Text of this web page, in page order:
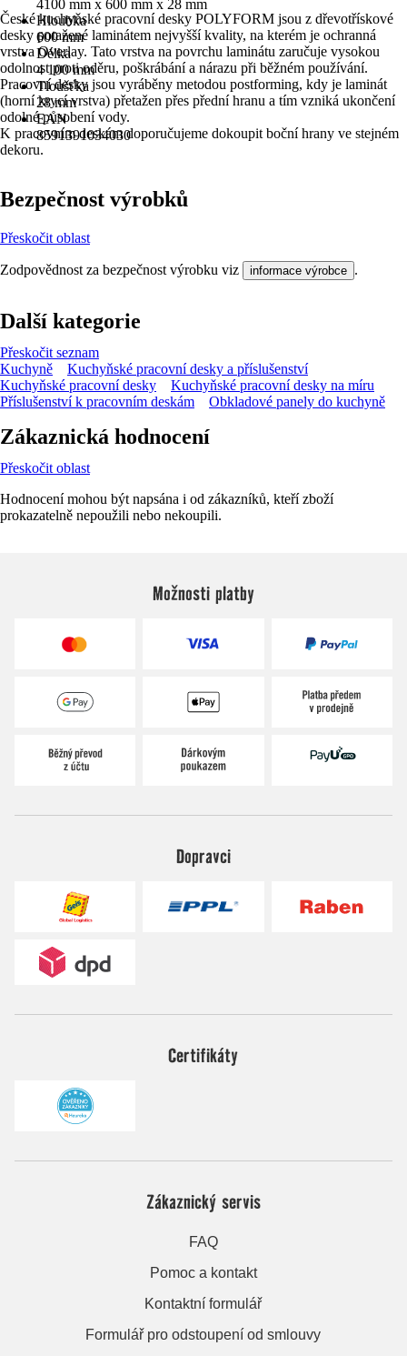
4100 mm x 600 mm x 28 mm
Hloubka
600 mm
Délka
4 100 mm
Tloušťka
28 mm
EAN
8591391034030
České kuchyňské pracovní desky POLYFORM jsou z dřevotřískové
desky potažené laminátem nejvyšší kvality, na kterém je ochranná
vrstva Overlay. Tato vrstva na povrchu laminátu zaručuje vysokou
odolnost proti oděru, poškrábání a nárazu při běžném používání.
Pracovní desky jsou vyráběny metodou postforming, kdy je laminát
(horní krycí vrstva) přetažen přes přední hranu a tím vzniká ukončení
odolné působení vody.
K pracovním deskám doporučujeme dokoupit boční hrany ve stejném
dekoru.
Bezpečnost výrobků
Přeskočit oblast
Zodpovědnost za bezpečnost výrobku viz informace výrobce .
Další kategorie
Přeskočit seznam
Kuchyně
Kuchyňské pracovní desky a příslušenství
Kuchyňské pracovní desky
Kuchyňské pracovní desky na míru
Příslušenství k pracovním deskám
Obkladové panely do kuchyně
Zákaznická hodnocení
Přeskočit oblast
Hodnocení mohou být napsána i od zákazníků, kteří zboží
prokazatelně nepoužili nebo nekoupili.
Možnosti platby
Dopravci
Certifikáty
Zákaznický servis
FAQ
Pomoc a kontakt
Kontaktní formulář
Formulář pro odstoupení od smlouvy